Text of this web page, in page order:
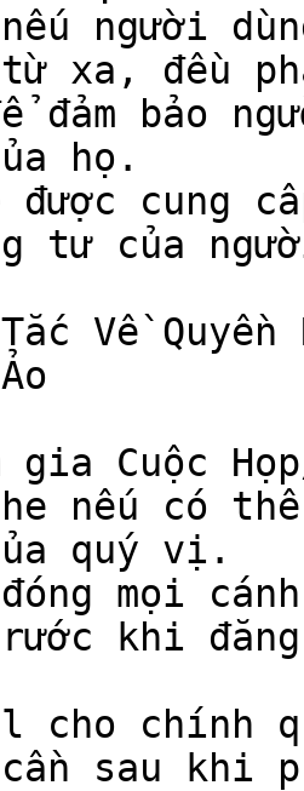
người
xa, đều
đảm bảo
họ.
cung
tư của
Về
Cuộc
nếu có
quý vị.
mọi
khi đăng
cho chính
sau khi